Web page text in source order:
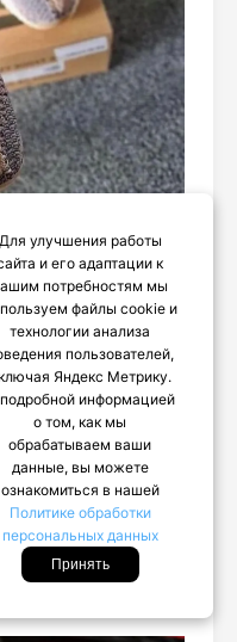
с
что
получить
пару.
что
выпустив
V2.
Для улучшения работы
и его адаптации к
потребностям мы
файлы cookie и
технологии анализа
пользователей,
Яндекс Метрику.
информацией
о том, как мы
обрабатываем ваши
данные, вы можете
ознакомиться в нашей
Политике обработки
персональных данных
Принять